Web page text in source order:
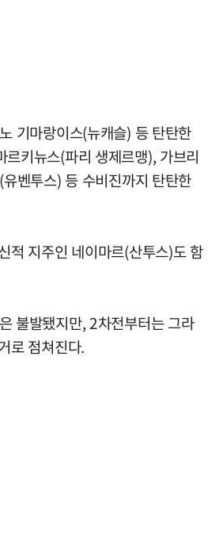
기마랑이스(뉴캐슬) 등 탄탄한
르키뉴스(파리 생제르맹), 가브리
벤투스) 등 수비진까지 탄탄한
적 지주인 네이마르(산투스)도 함
불발됐지만, 2차전부터는 그라
로 점쳐진다.